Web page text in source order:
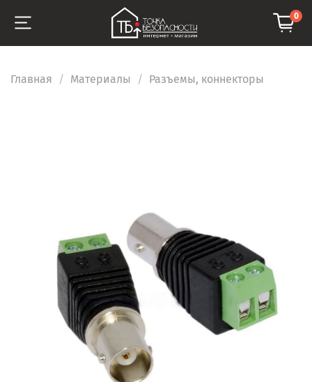
0
Главная Материалы Разъемы, коннекторы